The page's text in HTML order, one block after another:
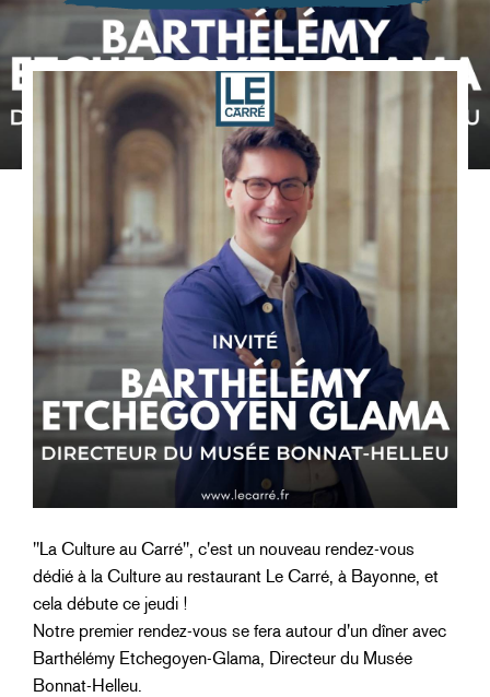
"La Culture au Carré", c'est un nouveau rendez-vous
dédié à la Culture au restaurant Le Carré, à Bayonne, et
cela débute ce jeudi !
Notre premier rendez-vous se fera autour d'un dîner avec
Barthélémy Etchegoyen-Glama, Directeur du Musée
Bonnat-Helleu.